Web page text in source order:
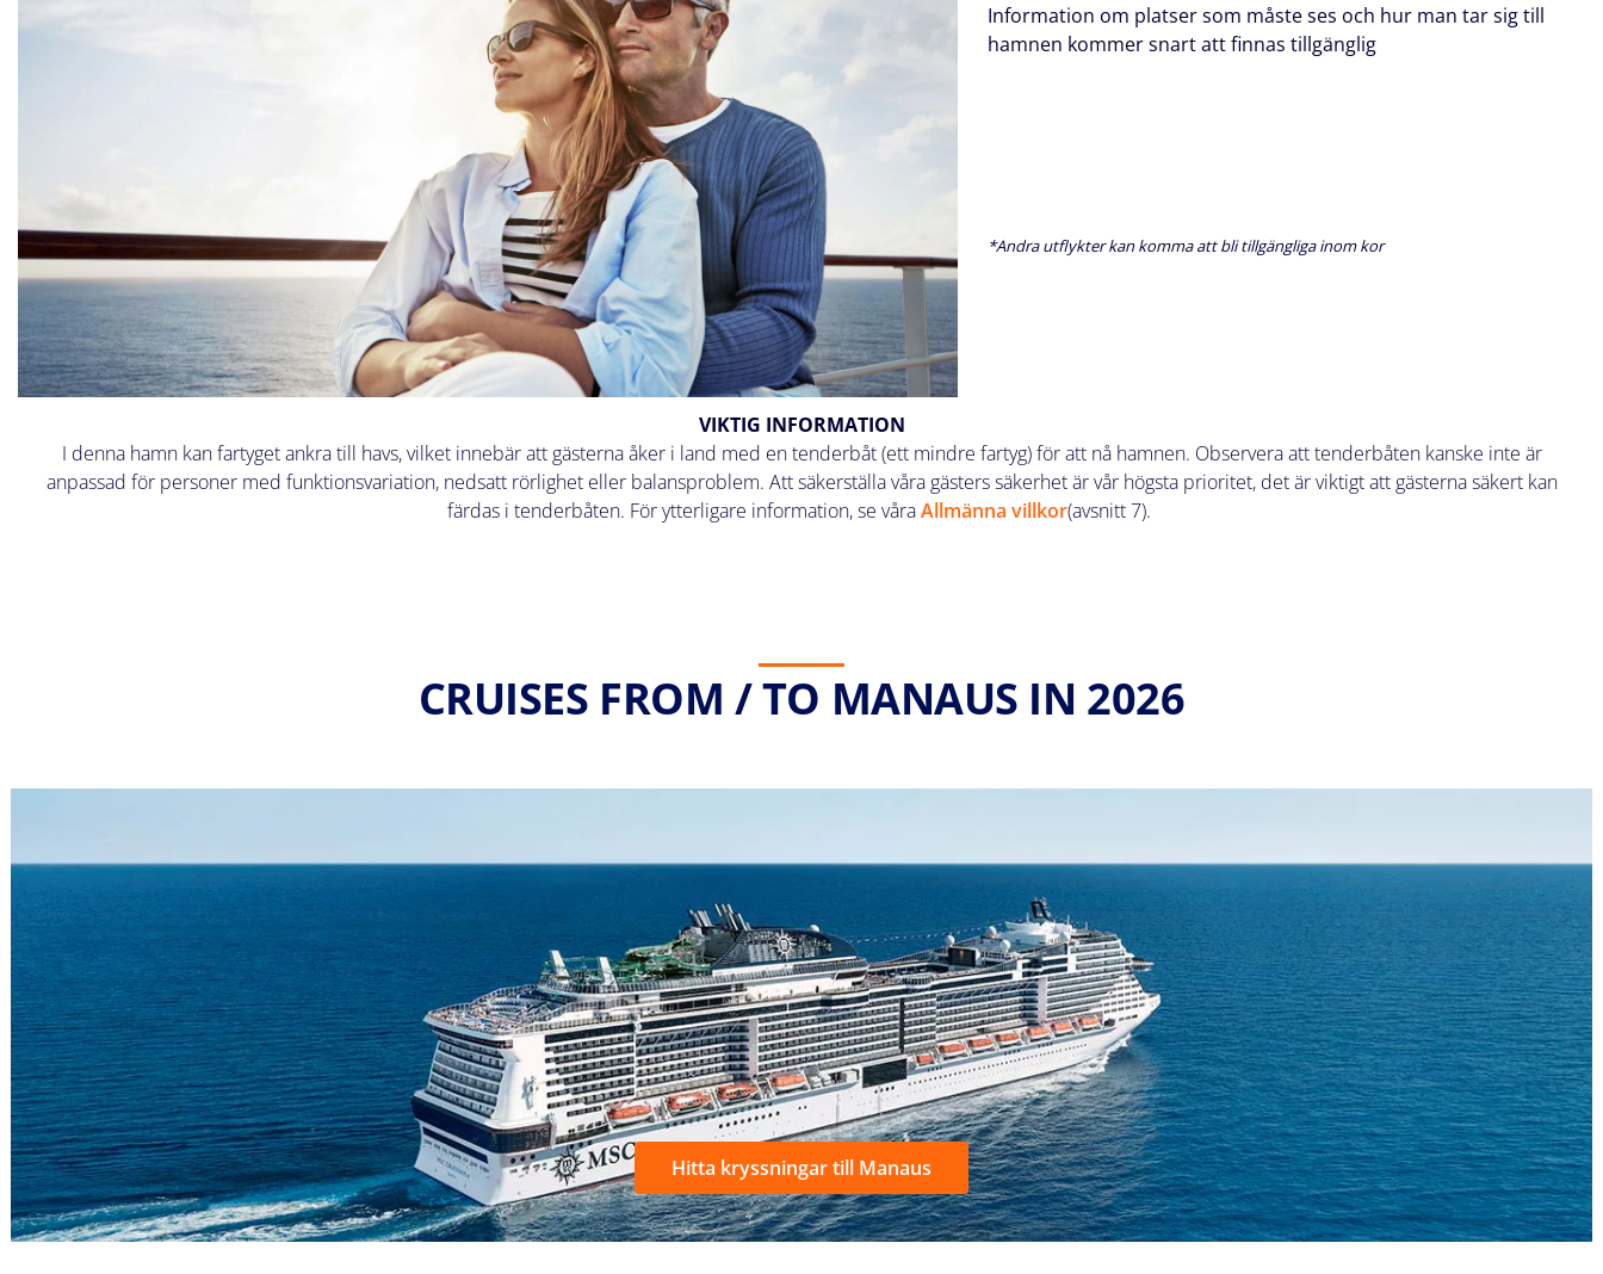
Information om platser som måste ses och hur man tar sig till
hamnen kommer snart att finnas tillgänglig
*Andra utflykter kan komma att bli tillgängliga inom kor
VIKTIG INFORMATION
I denna hamn kan fartyget ankra till havs, vilket innebär att gästerna åker i land med en tenderbåt (ett mindre fartyg) för att nå hamnen. Observera att tenderbåten kanske inte är
anpassad för personer med funktionsvariation, nedsatt rörlighet eller balansproblem. Att säkerställa våra gästers säkerhet är vår högsta prioritet, det är viktigt att gästerna säkert kan
färdas i tenderbåten. För ytterligare information, se våraAllmänna villkor(avsnitt 7).
CRUISES FROM / TO MANAUS IN 2026
Hitta kryssningar till Manaus